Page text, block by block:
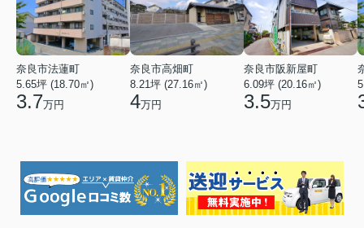
奈良市法蓮町
5.65坪 (18.70㎡)
3.7万円
奈良市高畑町
8.21坪 (27.16㎡)
4万円
奈良市阪新屋町
6.09坪 (20.16㎡)
3.5万円